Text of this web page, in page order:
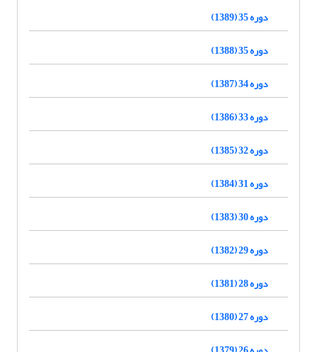
دوره 35 (1389)
دوره 35 (1388)
دوره 34 (1387)
دوره 33 (1386)
دوره 32 (1385)
دوره 31 (1384)
دوره 30 (1383)
دوره 29 (1382)
دوره 28 (1381)
دوره 27 (1380)